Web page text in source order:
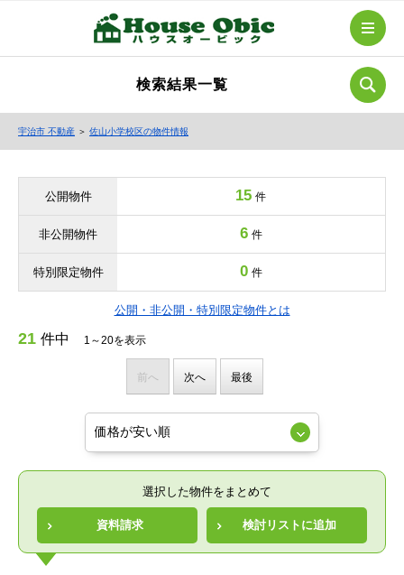
検索結果一覧
宇治市 不動産 ＞ 佐山小学校区の物件情報
公開物件 15 件
非公開物件 6 件
特別限定物件 0 件
公開・非公開・特別限定物件とは
21 件中 1～20を表示
前へ 次へ 最後
選択した物件をまとめて
資料請求 検討リストに追加